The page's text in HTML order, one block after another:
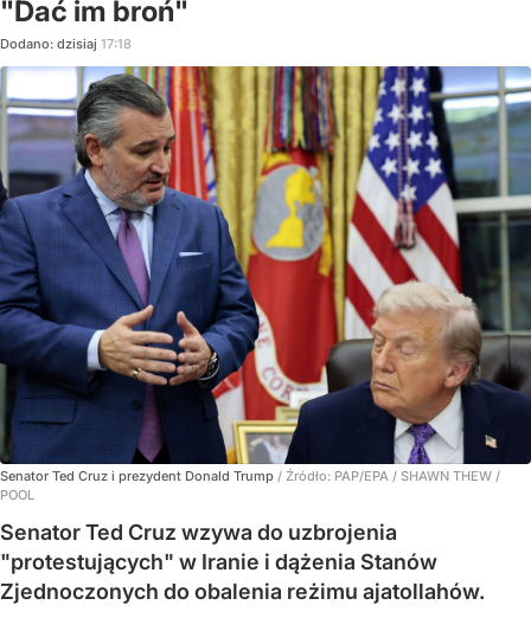
"Dać im broń"
Dodano: dzisiaj 17:18
Senator Ted Cruz i prezydent Donald Trump / Źródło: PAP/EPA / SHAWN THEW /
POOL
Senator Ted Cruz wzywa do uzbrojenia
"protestujących" w Iranie i dążenia Stanów
Zjednoczonych do obalenia reżimu ajatollahów.